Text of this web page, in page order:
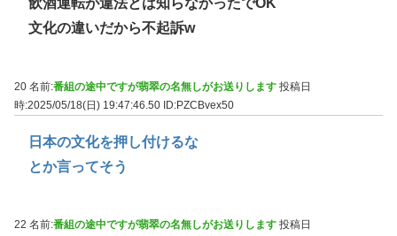
飲酒運転が違法とは知らなかったでOK
文化の違いだから不起訴w
20 名前:番組の途中ですが翡翠の名無しがお送りします 投稿日
時:2025/05/18(日) 19:47:46.50 ID:PZCBvex50
日本の文化を押し付けるな
とか言ってそう
22 名前:番組の途中ですが翡翠の名無しがお送りします 投稿日